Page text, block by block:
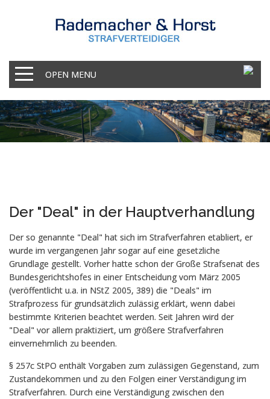
OPEN MENU
Der "Deal" in der Hauptverhandlung
Der so genannte "Deal" hat sich im Strafverfahren etabliert, er
wurde im vergangenen Jahr sogar auf eine gesetzliche
Grundlage gestellt. Vorher hatte schon der Große Strafsenat des
Bundesgerichtshofes in einer Entscheidung vom März 2005
(veröffentlicht u.a. in NStZ 2005, 389) die "Deals" im
Strafprozess für grundsätzlich zulässig erklärt, wenn dabei
bestimmte Kriterien beachtet werden. Seit Jahren wird der
"Deal" vor allem praktiziert, um größere Strafverfahren
einvernehmlich zu beenden.
§ 257c StPO enthält Vorgaben zum zulässigen Gegenstand, zum
Zustandekommen und zu den Folgen einer Verständigung im
Strafverfahren. Durch eine Verständigung zwischen den